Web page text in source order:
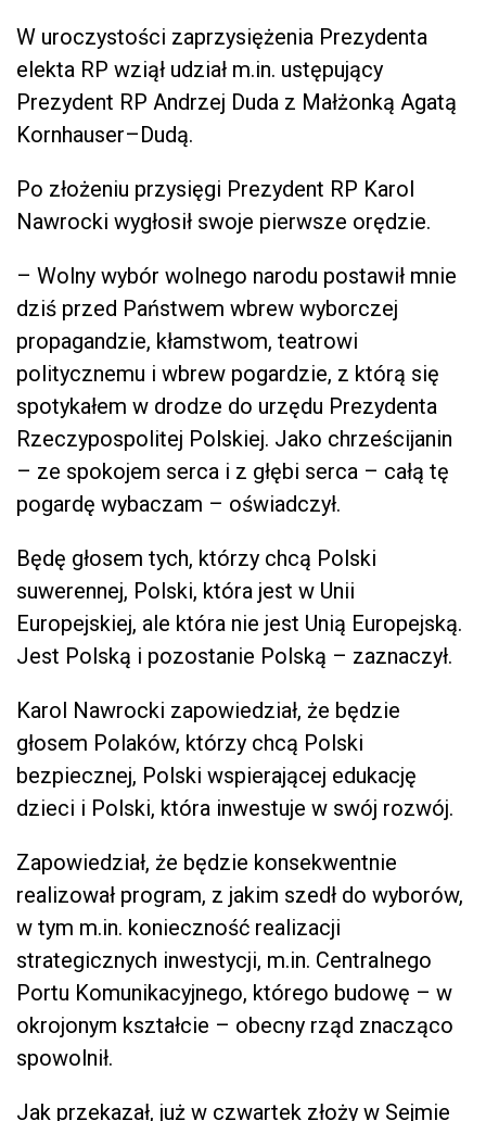
W uroczystości zaprzysiężenia Prezydenta
elekta RP wziął udział m.in. ustępujący
Prezydent RP Andrzej Duda z Małżonką Agatą
Kornhauser–Dudą.
Po złożeniu przysięgi Prezydent RP Karol
Nawrocki wygłosił swoje pierwsze orędzie.
– Wolny wybór wolnego narodu postawił mnie
dziś przed Państwem wbrew wyborczej
propagandzie, kłamstwom, teatrowi
politycznemu i wbrew pogardzie, z którą się
spotykałem w drodze do urzędu Prezydenta
Rzeczypospolitej Polskiej. Jako chrześcijanin
– ze spokojem serca i z głębi serca – całą tę
pogardę wybaczam – oświadczył.
Będę głosem tych, którzy chcą Polski
suwerennej, Polski, która jest w Unii
Europejskiej, ale która nie jest Unią Europejską.
Jest Polską i pozostanie Polską – zaznaczył.
Karol Nawrocki zapowiedział, że będzie
głosem Polaków, którzy chcą Polski
bezpiecznej, Polski wspierającej edukację
dzieci i Polski, która inwestuje w swój rozwój.
Zapowiedział, że będzie konsekwentnie
realizował program, z jakim szedł do wyborów,
w tym m.in. konieczność realizacji
strategicznych inwestycji, m.in. Centralnego
Portu Komunikacyjnego, którego budowę – w
okrojonym kształcie – obecny rząd znacząco
spowolnił.
Jak przekazał, już w czwartek złoży w Sejmie